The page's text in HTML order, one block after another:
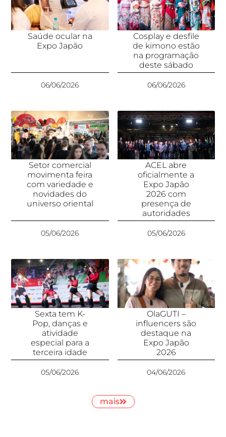
Saúde ocular na
Expo Japão
06/06/2026
Cosplay e desfile
de kimono estão
na programação
deste sábado
06/06/2026
Setor comercial
movimenta feira
com variedade e
novidades do
universo oriental
05/06/2026
ACEL abre
oficialmente a
Expo Japão
2026 com
presença de
autoridades
05/06/2026
Sexta tem K-
Pop, danças e
atividade
especial para a
terceira idade
05/06/2026
OlaGUTI –
influencers são
destaque na
Expo Japão
2026
04/06/2026
mais